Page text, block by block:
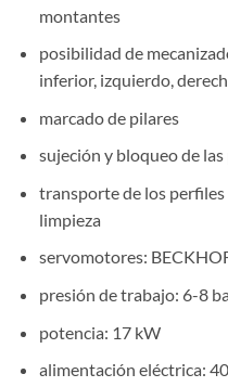
montantes
posibilidad de
inferior, izquierdo,
marcado de pilares
sujeción y bloqueo de las
transporte de los perfiles
limpieza
servomotores:
presión de trabajo: 6-8
potencia: 17 kW
alimentación eléctrica: